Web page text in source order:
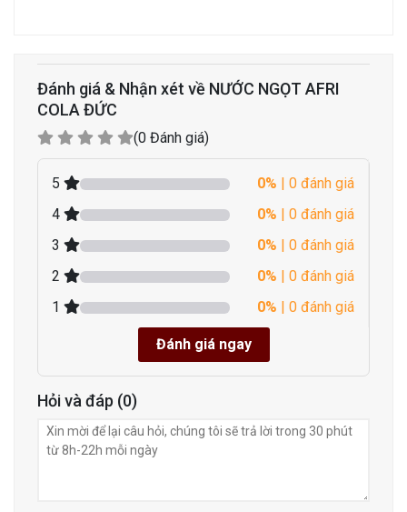
Đánh giá & Nhận xét về NƯỚC NGỌT AFRI
COLA ĐỨC
(0 Đánh giá)
5 0% | 0 đánh giá
4
0% | 0 đánh giá
3
0% | 0 đánh giá
2
0% | 0 đánh giá
1
0% | 0 đánh giá
Đánh giá ngay
Hỏi và đáp (0)